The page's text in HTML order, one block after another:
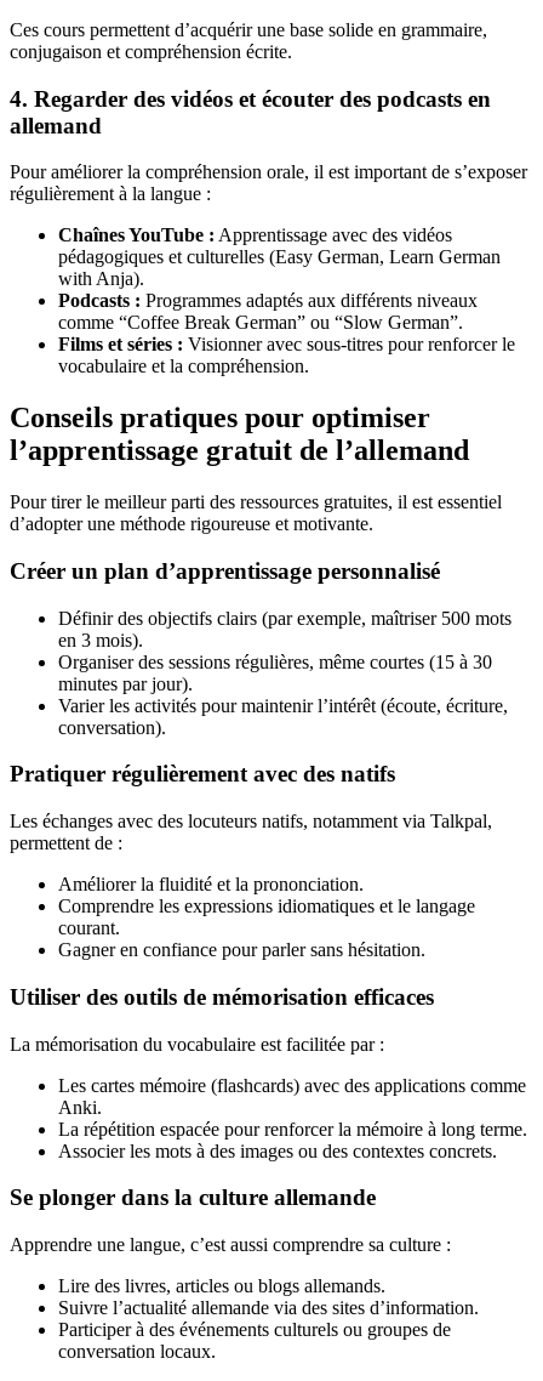
Ces cours permettent d’acquérir une base solide en grammaire,
conjugaison et compréhension écrite.
4. Regarder des vidéos et écouter des podcasts en
allemand
Pour améliorer la compréhension orale, il est important de s’exposer
régulièrement à la langue :
Chaînes YouTube : Apprentissage avec des vidéos
pédagogiques et culturelles (Easy German, Learn German
with Anja).
Podcasts : Programmes adaptés aux différents niveaux
comme “Coffee Break German” ou “Slow German”.
Films et séries : Visionner avec sous-titres pour renforcer le
vocabulaire et la compréhension.
Conseils pratiques pour optimiser
l’apprentissage gratuit de l’allemand
Pour tirer le meilleur parti des ressources gratuites, il est essentiel
d’adopter une méthode rigoureuse et motivante.
Créer un plan d’apprentissage personnalisé
Définir des objectifs clairs (par exemple, maîtriser 500 mots
en 3 mois).
Organiser des sessions régulières, même courtes (15 à 30
minutes par jour).
Varier les activités pour maintenir l’intérêt (écoute, écriture,
conversation).
Pratiquer régulièrement avec des natifs
Les échanges avec des locuteurs natifs, notamment via Talkpal,
permettent de :
Améliorer la fluidité et la prononciation.
Comprendre les expressions idiomatiques et le langage
courant.
Gagner en confiance pour parler sans hésitation.
Utiliser des outils de mémorisation efficaces
La mémorisation du vocabulaire est facilitée par :
Les cartes mémoire (flashcards) avec des applications comme
Anki.
La répétition espacée pour renforcer la mémoire à long terme.
Associer les mots à des images ou des contextes concrets.
Se plonger dans la culture allemande
Apprendre une langue, c’est aussi comprendre sa culture :
Lire des livres, articles ou blogs allemands.
Suivre l’actualité allemande via des sites d’information.
Participer à des événements culturels ou groupes de
conversation locaux.